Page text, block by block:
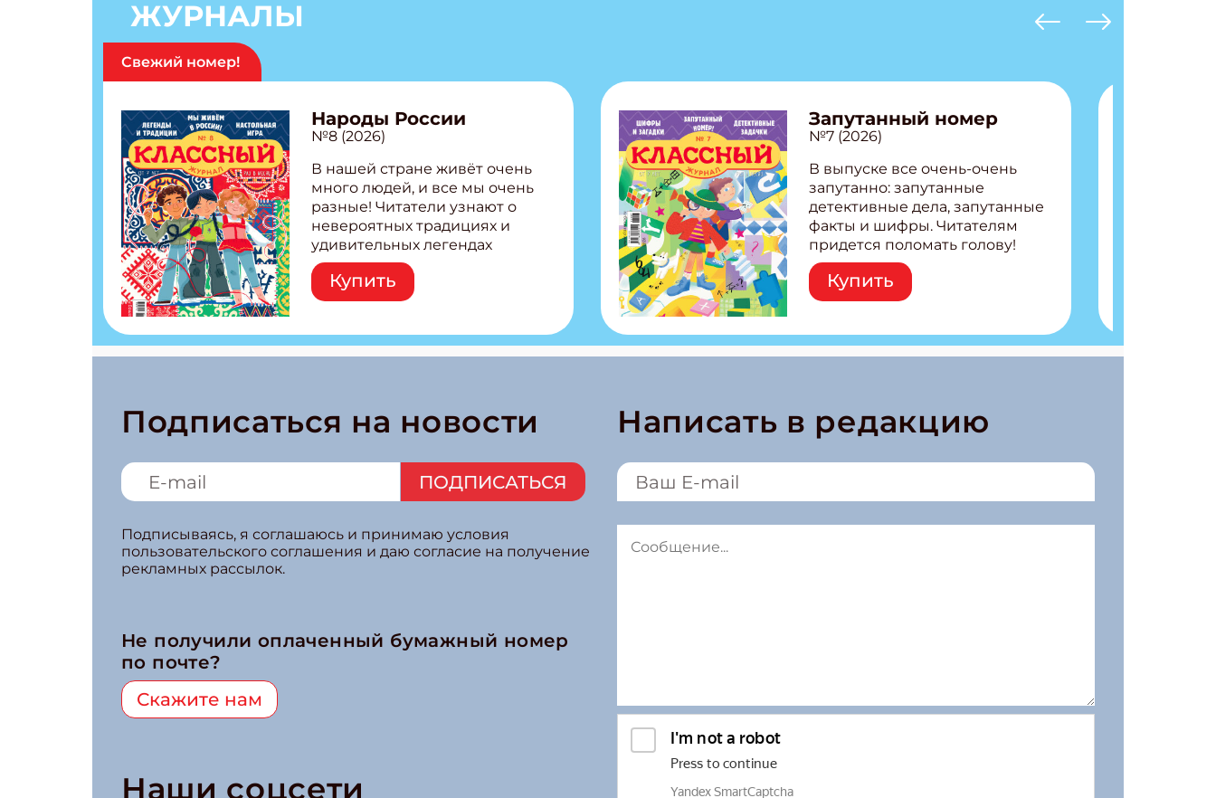
ЖУРНАЛЫ
Свежий номер!
Народы России
№8 (2026)
В нашей стране живёт очень
много людей, и все мы очень
разные! Читатели узнают о
невероятных традициях и
удивительных легендах
народов России! Внутри:
Легенды татар, башкир и
бурятов Настольная игра
странные слова Традиционные
рецепты народов России
Купить
Запутанный номер
№7 (2026)
В выпуске все очень-очень
запутанно: запутанные
детективные дела, запутанные
факты и шифры. Читателям
придется поломать голову!
Внутри: Шифры и
расшифровки Плетем
запутанные поделки
Ищем коды 3 комикса
Купить
Подписаться на новости
ПОДПИСАТЬСЯ
Подписываясь, я соглашаюсь и принимаю условия
пользовательского соглашения и даю согласие на получение
рекламных рассылок.
Не получили оплаченный бумажный номер
по почте?
Скажите нам
Наши соцсети
Написать в редакцию